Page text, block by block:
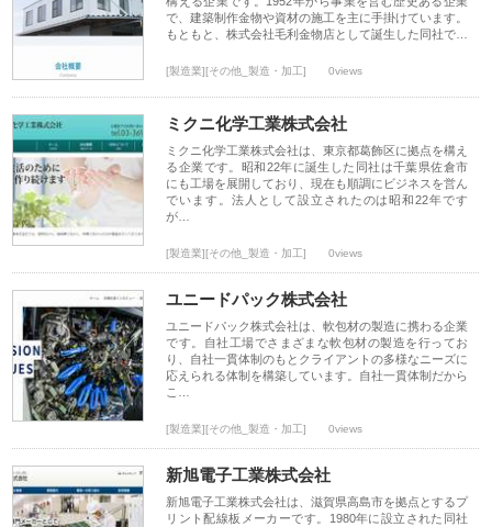
で、建築制作金物や資材の施工を主に手掛けています。
もともと、株式会社毛利金物店として誕生した同社で…
[製造業][その他_製造・加工] 0views
ミクニ化学工業株式会社
ミクニ化学工業株式会社は、東京都葛飾区に拠点を構え
る企業です。昭和22年に誕生した同社は千葉県佐倉市
にも工場を展開しており、現在も順調にビジネスを営ん
でいます。法人として設立されたのは昭和22年です
が…
[製造業][その他_製造・加工] 0views
ユニードパック株式会社
ユニードパック株式会社は、軟包材の製造に携わる企業
です。自社工場でさまざまな軟包材の製造を行ってお
り、自社一貫体制のもとクライアントの多様なニーズに
応えられる体制を構築しています。自社一貫体制だから
こ…
[製造業][その他_製造・加工] 0views
新旭電子工業株式会社
新旭電子工業株式会社は、滋賀県高島市を拠点とするプ
リント配線板メーカーです。1980年に設立された同社